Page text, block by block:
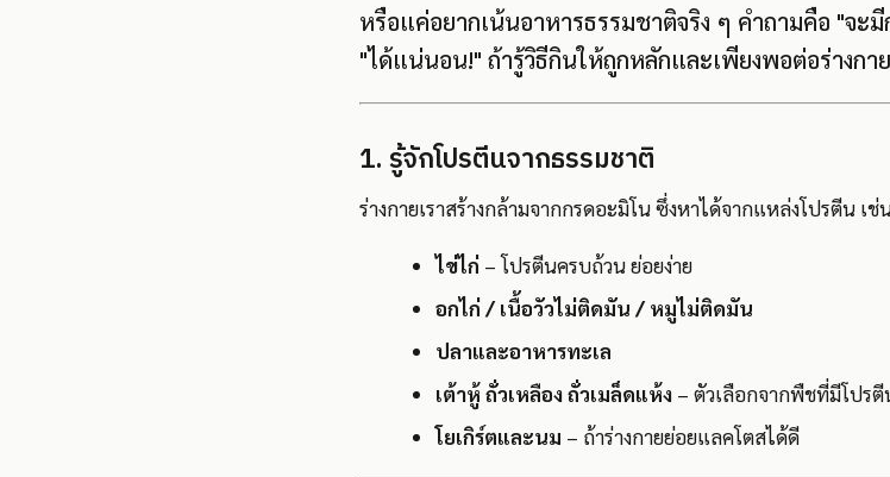
หรือแค่อยากเน้นอาหารธรรมชาติจริง ๆ คำถามคือ "จะ
"ได้แน่นอน!" ถ้ารู้วิธีกินให้ถูกหลักและเพียงพอต่อร่างกาย
1. รู้จักโปรตีนจากธรรมชาติ
ร่างกายเราสร้างกล้ามจากกรดอะมิโน ซึ่งหาได้จากแหล่งโปรตีน เช่
ไข่ไก่ – โปรตีนครบถ้วน ย่อยง่าย
อกไก่ / เนื้อวัวไม่ติดมัน / หมูไม่ติดมัน
ปลาและอาหารทะเล
เต้าหู้ ถั่วเหลือง ถั่วเมล็ดแห้ง – ตัวเลือกจากพืชที่มีโปรตี
โยเกิร์ตและนม – ถ้าร่างกายย่อยแลคโตสได้ดี